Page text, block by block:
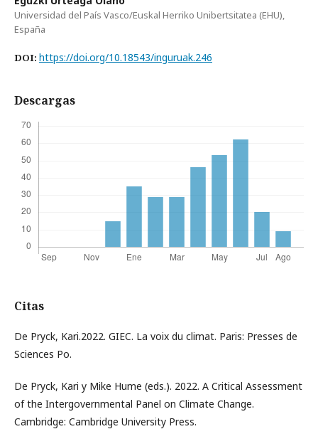
Universidad del País Vasco/Euskal Herriko Unibertsitatea (EHU),
España
DOI: https://doi.org/10.18543/inguruak.246
Descargas
Citas
De Pryck, Kari.2022. GIEC. La voix du climat. Paris: Presses de
Sciences Po.
De Pryck, Kari y Mike Hume (eds.). 2022. A Critical Assessment
of the Intergovernmental Panel on Climate Change.
Cambridge: Cambridge University Press.